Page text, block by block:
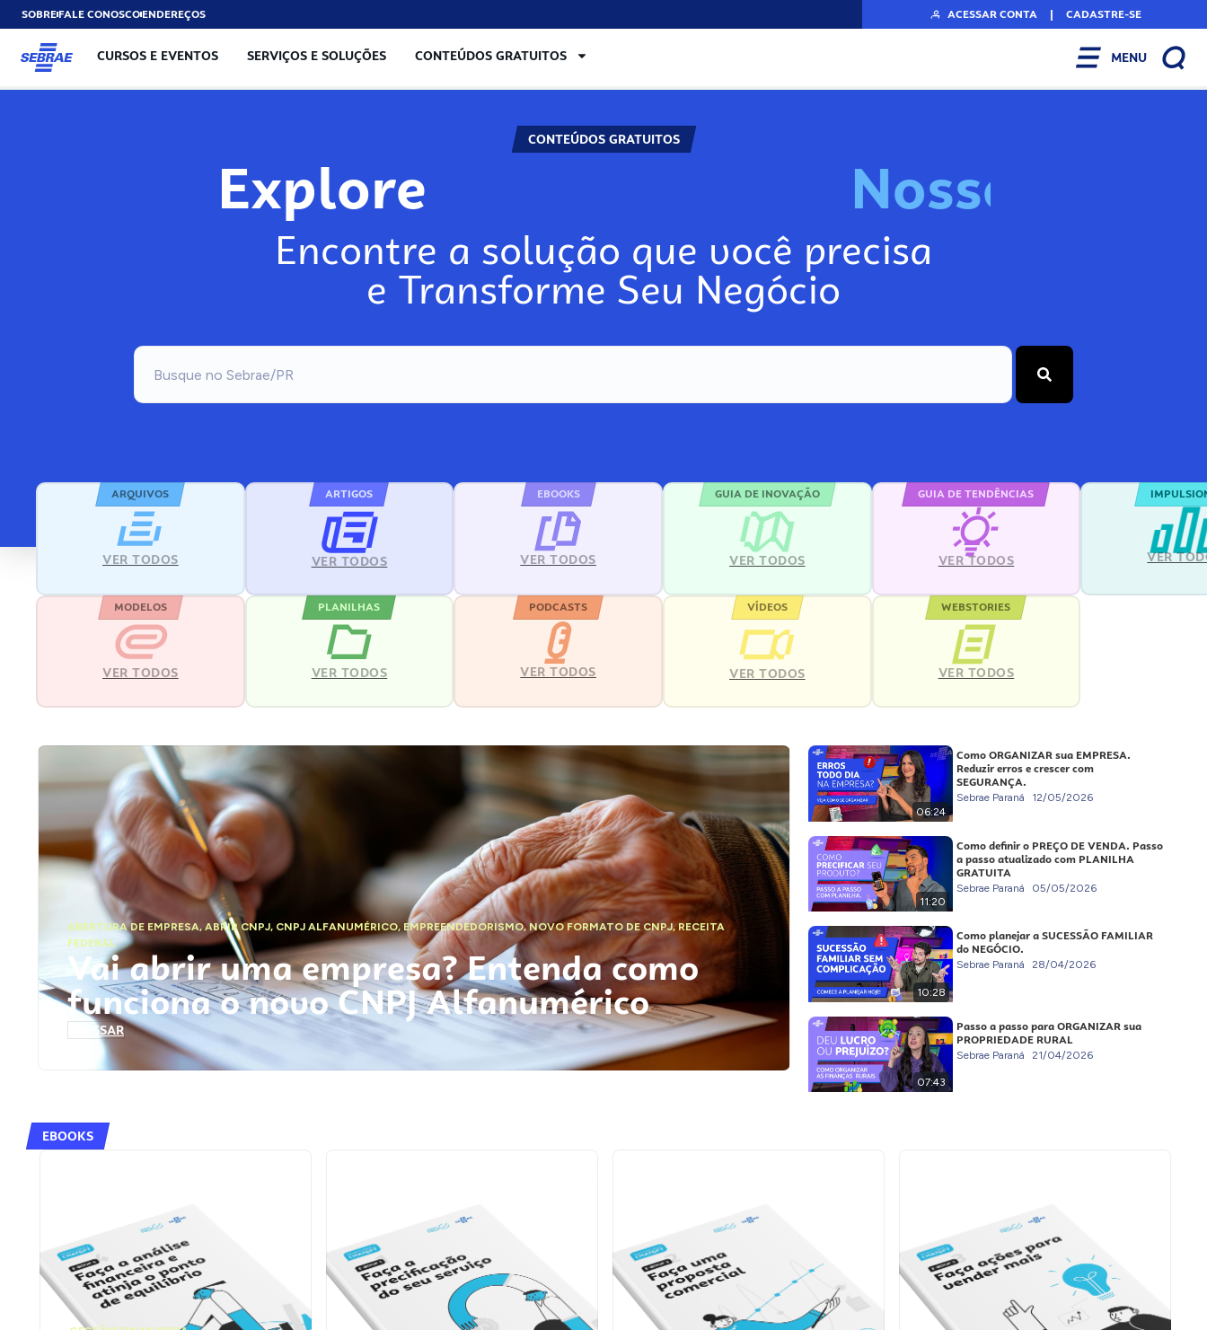
SOBREFALE CONOSCOENDEREÇOS ACESSAR CONTA | CADASTRE-SE
CURSOS E EVENTOS SERVIÇOS E SOLUÇÕES CONTEÚDOS GRATUITOS MENU
CONTEÚDOS GRATUITOS
Explore Nosso
Encontre a solução que você precisa
e Transforme Seu Negócio
ARQUIVOS
VER TODOS
ARTIGOS
VER TODOS
EBOOKS
VER TODOS
GUIA DE INOVAÇÃO
VER TODOS
GUIA DE TENDÊNCIAS
VER TODOS VER
MODELOS
VER TODOS
PLANILHAS
VER TODOS
PODCASTS
VER TODOS
VÍDEOS
VER TODOS
WEBSTORIES
VER TODOS
ABERTURA DE EMPRESA,ABRIR CNPJ, CNPJ ALFANUMÉRICO, EMPREENDEDORISMO,NOVO FORMATO DE CNPJ,RECEITA
FEDERAL
Vai abrir uma empresa? Entenda como
funciona o novo CNPJ Alfanumérico
ACESSAR
06:24
Como ORGANIZAR sua EMPRESA.
Reduzir erros e crescer com
SEGURANÇA.
Sebrae Paraná 12/05/2026
11:20
Como definir o PREÇO DE VENDA. Passo
a passo atualizado com PLANILHA
GRATUITA
Sebrae Paraná 05/05/2026
10:28
Como planejar a SUCESSÃO FAMILIAR
do NEGÓCIO.
Sebrae Paraná 28/04/2026
07:43
Passo a passo para ORGANIZAR sua
PROPRIEDADE RURAL
Sebrae Paraná 21/04/2026
EBOOKS